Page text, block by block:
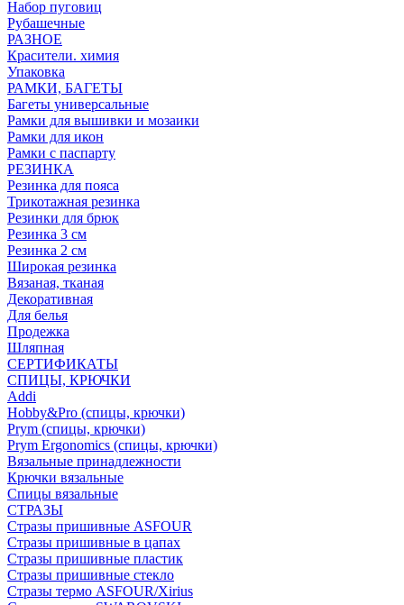
Набор пуговиц
Рубашечные
РАЗНОЕ
Красители. химия
Упаковка
РАМКИ, БАГЕТЫ
Багеты универсальные
Рамки для вышивки и мозаики
Рамки для икон
Рамки с паспарту
РЕЗИНКА
Резинка для пояса
Трикотажная резинка
Резинки для брюк
Резинка 3 см
Резинка 2 см
Широкая резинка
Вязаная, тканая
Декоративная
Для белья
Продежка
Шляпная
СЕРТИФИКАТЫ
СПИЦЫ, КРЮЧКИ
Addi
Hobby&Pro (спицы, крючки)
Prym (спицы, крючки)
Prym Ergonomics (спицы, крючки)
Вязальные принадлежности
Крючки вязальные
Спицы вязальные
СТРАЗЫ
Стразы пришивные ASFOUR
Стразы пришивные в цапах
Стразы пришивные пластик
Стразы пришивные стекло
Стразы термо ASFOUR/Xirius